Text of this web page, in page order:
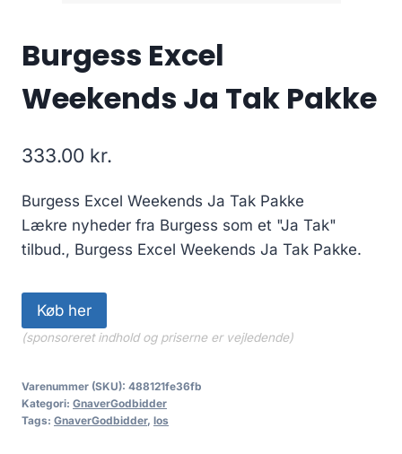
Burgess Excel
Weekends Ja Tak Pakke
333.00 kr.
Burgess Excel Weekends Ja Tak Pakke
Lækre nyheder fra Burgess som et "Ja Tak"
tilbud., Burgess Excel Weekends Ja Tak Pakke.
Køb her
(sponsoreret indhold og priserne er vejledende)
Varenummer (SKU): 488121fe36fb
Kategori: GnaverGodbidder
Tags: GnaverGodbidder, los